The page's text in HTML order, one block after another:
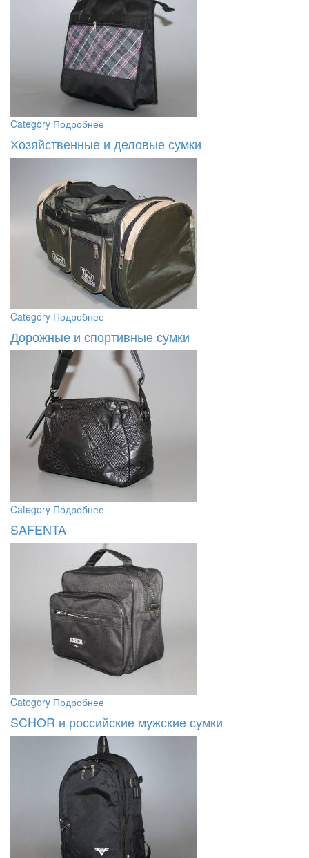
Category Подробнее
Хозяйственные и деловые сумки
Category Подробнее
Дорожные и спортивные сумки
Category Подробнее
SAFENTA
Category Подробнее
SCHOR и российские мужские сумки